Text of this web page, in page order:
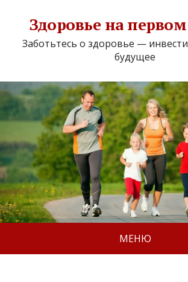
Здоровье на
Заботьтесь о здоровье —
будущее
МЕНЮ